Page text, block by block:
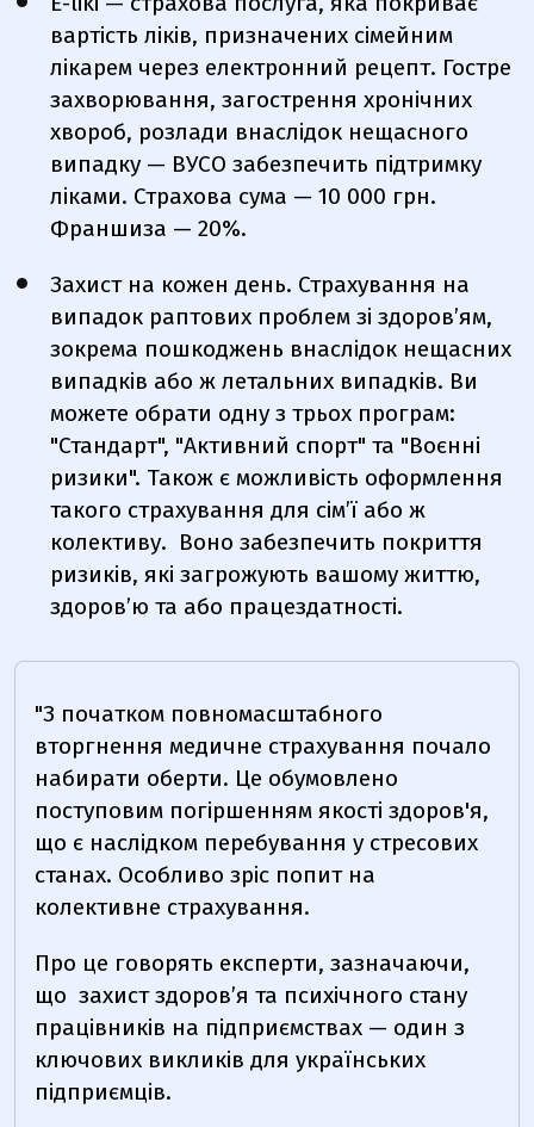
вартість ліків, призначених сімейним
лікарем через електронний рецепт. Гостре
захворювання, загострення хронічних
хвороб, розлади внаслідок нещасного
випадку — ВУСО забезпечить підтримку
ліками. Страхова сума — 10 000 грн.
Франшиза — 20%.
Захист на кожен день. Страхування на
випадок раптових проблем зі здоров’ям,
зокрема пошкоджень внаслідок нещасних
випадків або ж летальних випадків. Ви
можете обрати одну з трьох програм:
"Стандарт", "Активний спорт" та "Воєнні
ризики". Також є можливість оформлення
такого страхування для сім’ї або ж
колективу. Воно забезпечить покриття
ризиків, які загрожують вашому життю,
здоров’ю та або працездатності.
"З початком повномасштабного
вторгнення медичне страхування почало
набирати оберти. Це обумовлено
поступовим погіршенням якості здоров'я,
що є наслідком перебування у стресових
станах. Особливо зріс попит на
колективне страхування.
Про це говорять експерти, зазначаючи,
що захист здоров’я та психічного стану
працівників на підприємствах — один з
ключових викликів для українських
підприємців.